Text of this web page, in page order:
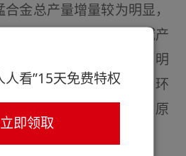
金总产量增量较为明显，
，同比有所下滑。从区域产
蒙、宁夏地区增速较为明
南等地区排产相对稳定，环
月产量环比增长的主要原
人看”15天免费特权
立即领取